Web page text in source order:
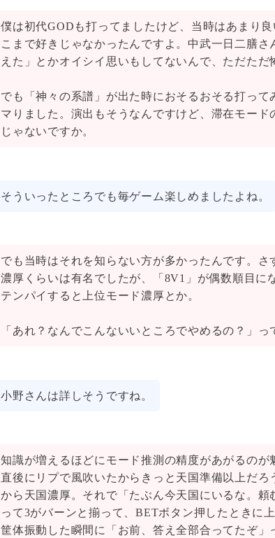
僕は初代GODも打ってましたけど、当時はあまり
こまで好きじゃなかったんですよ。中武一日二膳
えた」とかオイシイ思いもしてないんで、ただただ
でも「神々の系譜」が出た時におそるおそる打って
マりました。演出もそうなんですけど、滞在モード
じゃないですか。
そういったところでも毎ゲーム楽しめましたよね。
でも当時はそれを知らない方が多かったんです。さ
濃厚くらいは有名でしたが、「8V1」が偶数順目に
テンパイすると上位モード濃厚とか。
「あれ？なんでこんないいところでやめるの？」っ
小野さんは詳しそうですね。
知識が増えるほどにモード推測の精度があがるのが
直後にリプで風吹いたからきっと天国準備以上だろ
から天国濃厚。それで「たぶん今天国にいるな。頼
って3がバーンと揃って、BETボタン押したときに
筐体振動した瞬間に「お前、答え全部合ってたぞ」